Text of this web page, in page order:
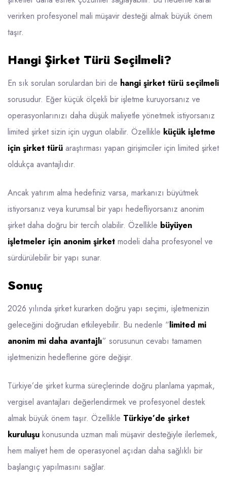
verirken profesyonel mali müşavir desteği almak büyük önem
taşır.
Hangi Şirket Türü Seçilmeli?
En sık sorulan sorulardan biri de hangi şirket türü seçilmeli
sorusudur. Eğer küçük ölçekli bir işletme kuruyorsanız ve
operasyonlarınızı daha düşük maliyetle yönetmek istiyorsanız
limited şirket sizin için uygun olabilir. Özellikle küçük işletme
için şirket türü araştırması yapan girişimciler için limited şirket
oldukça avantajlıdır.
Ancak yatırım alma hedefiniz varsa, markanızı büyütmek
istiyorsanız veya kurumsal bir yapı hedefliyorsanız anonim
şirket daha doğru bir tercih olabilir. Özellikle büyüyen
işletmeler için anonim şirket modeli daha profesyonel ve
sürdürülebilir bir yapı sunar.
Sonuç
2026 yılında şirket kurarken doğru yapı seçimi, işletmenizin
geleceğini doğrudan etkileyebilir. Bu nedenle “limited mi
anonim mi daha avantajlı” sorusunun cevabı tamamen
işletmenizin hedeflerine göre değişir.
Türkiye’de şirket kurma süreçlerinde doğru planlama yapmak,
vergisel avantajları değerlendirmek ve profesyonel destek
almak büyük önem taşır. Özellikle Türkiye’de şirket
kuruluşu konusunda uzman mali müşavir desteğiyle ilerlemek,
hem maliyet hem de operasyonel açıdan daha sağlıklı bir
başlangıç yapılmasını sağlar.